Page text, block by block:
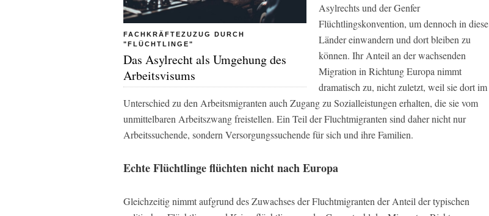
FACHKRÄFTEZUZUG DURCH
"FLÜCHTLINGE"
Das Asylrecht als Umgehung des
Arbeitsvisums
Asylrechts und der Genfer
Flüchtlingskonvention, um dennoch in diese
Länder einwandern und dort bleiben zu
können. Ihr Anteil an der wachsenden
Migration in Richtung Europa nimmt
dramatisch zu, nicht zuletzt, weil sie dort im
Unterschied zu den Arbeitsmigranten auch Zugang zu Sozialleistungen erhalten, die sie vom
unmittelbaren Arbeitszwang freistellen. Ein Teil der Fluchtmigranten sind daher nicht nur
Arbeitssuchende, sondern Versorgungssuchende für sich und ihre Familien.
Echte Flüchtlinge flüchten nicht nach Europa
Gleichzeitig nimmt aufgrund des Zuwachses der Fluchtmigranten der Anteil der typischen